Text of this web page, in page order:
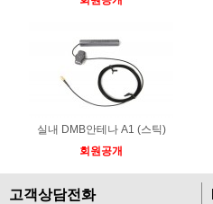
실내 DMB안테나 A1 (스틱)
회원공개
고객상담전화